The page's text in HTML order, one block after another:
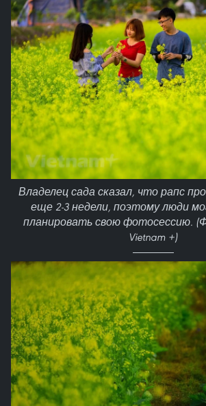
Владелец сада сказал, что рапс
еще 2-3 недели, поэтому люди
планировать свою фотосессию.
Vietnam +)